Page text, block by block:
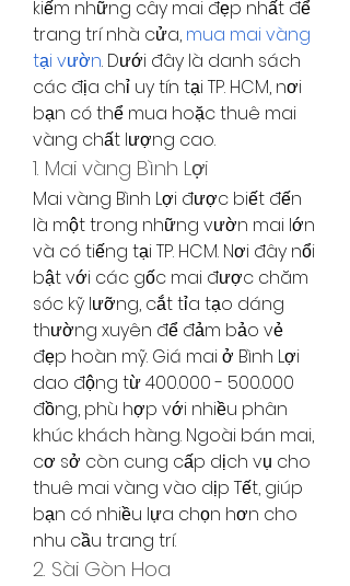
kiếm những cây mai đẹp nhất để
trang trí nhà cửa, mua mai vàng
tại vườn. Dưới đây là danh sách
các địa chỉ uy tín tại TP. HCM, nơi
bạn có thể mua hoặc thuê mai
vàng chất lượng cao.
1. Mai vàng Bình Lợi
Mai vàng Bình Lợi được biết đến
là một trong những vườn mai lớn
và có tiếng tại TP. HCM. Nơi đây nổi
bật với các gốc mai được chăm
sóc kỹ lưỡng, cắt tỉa tạo dáng
thường xuyên để đảm bảo vẻ
đẹp hoàn mỹ. Giá mai ở Bình Lợi
dao động từ 400.000 - 500.000
đồng, phù hợp với nhiều phân
khúc khách hàng. Ngoài bán mai,
cơ sở còn cung cấp dịch vụ cho
thuê mai vàng vào dịp Tết, giúp
bạn có nhiều lựa chọn hơn cho
nhu cầu trang trí.
2. Sài Gòn Hoa